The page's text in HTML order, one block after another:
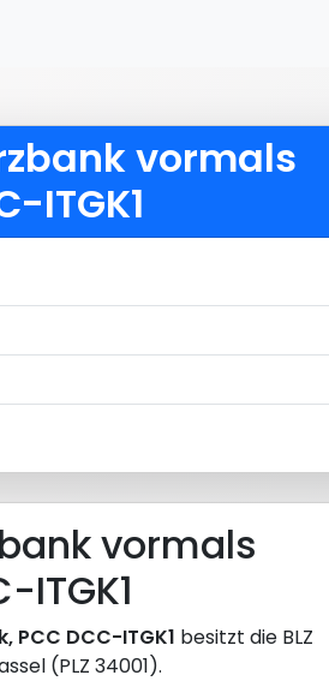
vormals
ITGK1
vormals
ITGK1
DCC-ITGK1 besitzt die BLZ
(PLZ 34001).